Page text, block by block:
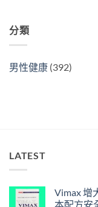
分類
男性健康 (392)
LATEST
Vimax 增
本配方安